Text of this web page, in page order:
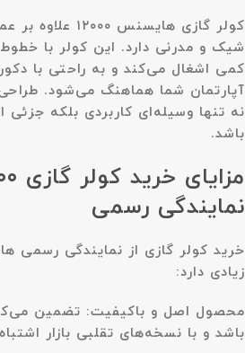
کولر گازی هایسنس
شیک و مدرنی دارد. این کولر با
کمی اشغال می‌کند و به راحتی با
آپارتمان شما هماهنگ می‌شود.
نه تنها وسیله‌ای کاربردی بلکه جزئی
باشد.
نمایندگی رسمی
خرید کولر گازی از نمایندگی رسمی
زیادی دارد:
محصول اصل و باکیفیت: تضمین
باشد و با نسخه‌های تقلبی بازار